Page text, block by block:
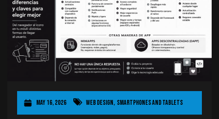
May 16, 2026 Web Design, Smartphones and Tablets